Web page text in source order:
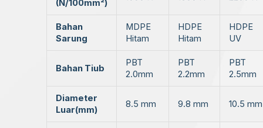
(N/100mm²)
Bahan
Sarung
MDPE
Hitam
HDPE
Hitam
HDPE
UV
Bahan Tiub
PBT
2.0mm
PBT
2.2mm
PBT
2.5mm
Diameter
Luar(mm)
8.5 mm 9.8 mm 10.5 mm